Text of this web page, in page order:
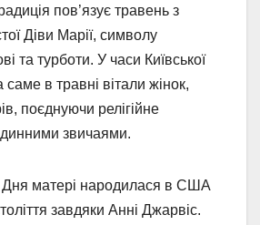
пов’язує травень з
Діви Марії, символу
та турботи. У часи Київської
саме в травні вітали жінок,
поєднуючи релігійне
звичаями.
Дня матері народилася в США
завдяки Анні Джарвіс.